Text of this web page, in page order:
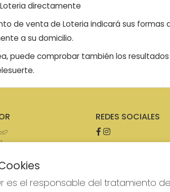
directamente
de venta de Loteria indicará sus formas
a su domicilio.
puede comprobar también los
REDES SOCIALES
es el responsable del tratamiento